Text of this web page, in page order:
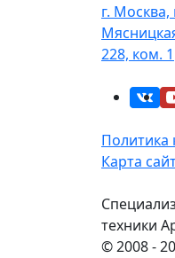
г.
228, ком. 1
Политика
Карта
техники
© 2008 -